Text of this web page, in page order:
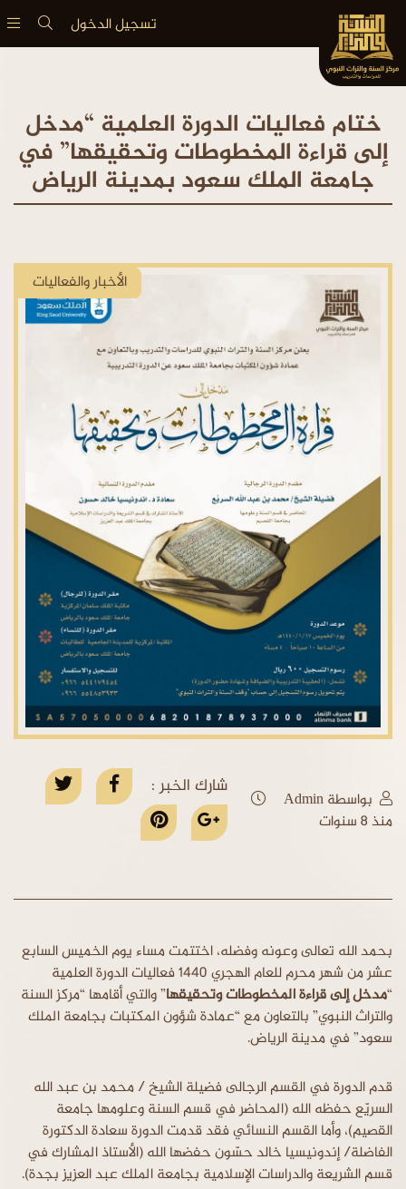
تسجيل الدخول
ختام فعاليات الدورة العلمية “مدخل
إلى قراءة المخطوطات وتحقيقها” في
جامعة الملك سعود بمدينة الرياض
الأخبار والفعاليات
بواسطة Admin
منذ 8 سنوات
شارك الخبر :
بحمد الله تعالى وعونه وفضله، اختتمت مساء يوم الخميس السابع
عشر من شهر محرم للعام الهجري 1440 فعاليات الدورة العلمية
“مدخل إلى قراءة المخطوطات وتحقيقها” والتي أقامها “مركز السنة
والتراث النبوي” بالتعاون مع “عمادة شؤون المكتبات بجامعة الملك
سعود” في مدينة الرياض.
قدم الدورة في القسم الرجالى فضيلة الشيخ / محمد بن عبد الله
السريّع حفظه الله (المحاضر في قسم السنة وعلومها جامعة
القصيم)، وأما القسم النسائي فقد قدمت الدورة سعادة الدكتورة
الفاضلة/ إندونيسيا خالد حسّون حفضها الله (الأستاذ المشارك في
قسم الشريعة والدراسات الإسلامية بجامعة الملك عبد العزيز بجدة).